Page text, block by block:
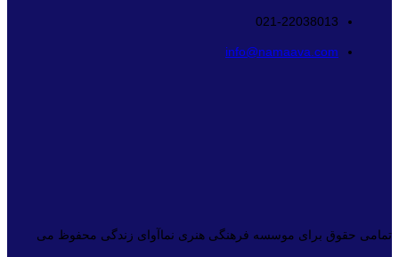
021-22038013
info@namaava.com
تمامی حقوق برای موسسه فرهنگی هنری نماآوای زندگی محفوظ می